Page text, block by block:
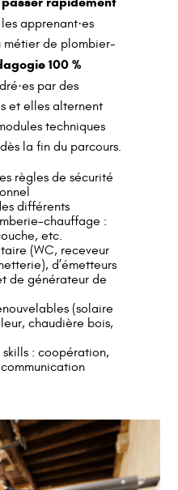
apprenant·es
métier de plombier-
100 %
par des
et elles alternent
techniques
la fin du parcours.
règles de sécurité
différents
chauffage :
etc.
(WC, receveur
d’émetteurs
de générateur de
(solaire
chaudière bois,
: coopération,